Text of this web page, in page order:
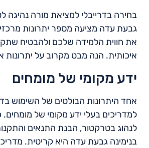
בחירה בדרייבלי למציאת מורה נהיגה
גבעת עדה מציעה מספר יתרונות
את חווית הלמידה שלכם ולהבטיח
איכותית. הנה מבט מקרוב על יתרונות
ידע מקומי של מומחים
אחד היתרונות הבולטים של השימוש
למדריכים בעלי ידע מקומי של
לנהוג בטרקטור, הבנת התנאים
בנימינה גבעת עדה היא קריטית.